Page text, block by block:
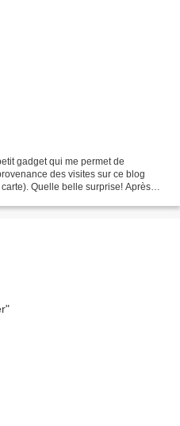
gadget qui me permet de
des visites sur ce blog
Quelle belle surprise! Après